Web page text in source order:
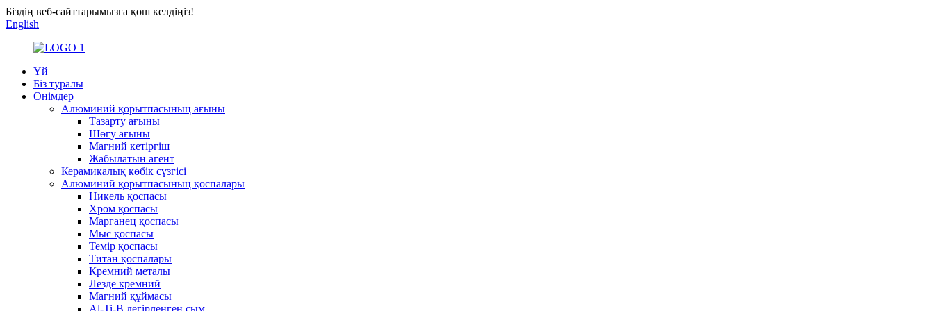
Біздің веб-сайттарымызға қош келдіңіз!
English
Үй
Біз туралы
Өнімдер
Алюминий қорытпасының ағыны
Тазарту ағыны
Шөгу ағыны
Магний кетіргіш
Жабылатын агент
Керамикалық көбік сүзгісі
Алюминий қорытпасының қоспалары
Никель қоспасы
Хром қоспасы
Марганец қоспасы
Мыс қоспасы
Темір қоспасы
Титан қоспалары
Кремний металы
Лезде кремний
Магний құймасы
Al-Ti-B легірленген сым